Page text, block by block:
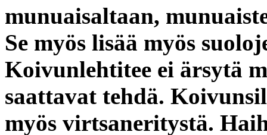
munuaisaltaan,
Se myös lisää myös
Koivunlehtitee ei ärsytä
saattavat tehdä.
myös virtsaneritystä.